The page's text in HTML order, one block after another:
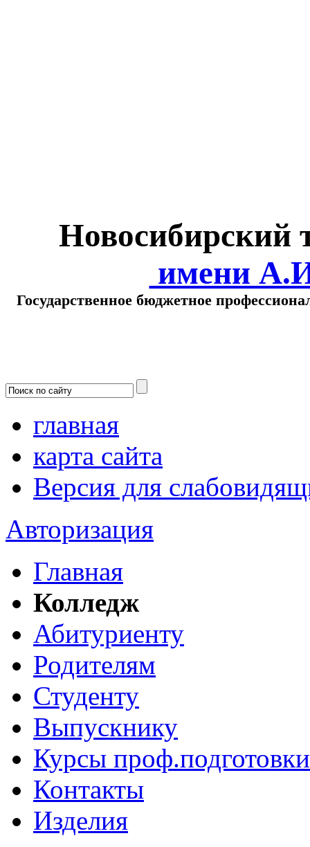
Новосибирский
имени
Государственное бюджетное
главная
карта сайта
Версия для
Авторизация
Главная
Колледж
Абитуриенту
Родителям
Студенту
Выпускнику
Курсы проф.подготовки
Контакты
Изделия